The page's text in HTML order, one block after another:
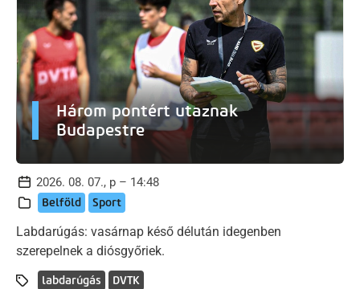
Három pontért utaznak
Budapestre
2026. 08. 07., p – 14:48
Belföld Sport
Labdarúgás: vasárnap késő délután idegenben
szerepelnek a diósgyőriek.
labdarúgás DVTK